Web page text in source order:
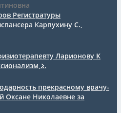
Регистратуры
Карпухину С.,
Ларионову К
прекрасному врачу-
Оксане Николаевне за